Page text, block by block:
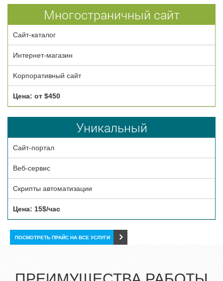
Многостраничный сайт
Сайт-каталог
Интернет-магазин
Kорпоративный сайт
Цена: от $450
Уникальный
Сайт-портал
Веб-сервис
Скрипты автоматизации
Цена: 15$/час
ПОСМОТРЕТЬ ПРАЙС НА ВСЕ УСЛУГИ